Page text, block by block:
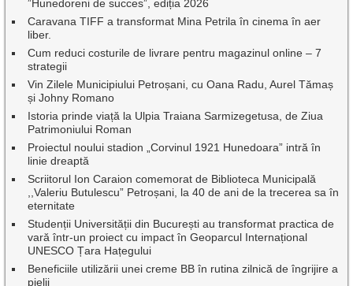
”Hunedoreni de succes”, ediția 2026
Caravana TIFF a transformat Mina Petrila în cinema în aer
liber.
Cum reduci costurile de livrare pentru magazinul online – 7
strategii
Vin Zilele Municipiului Petroșani, cu Oana Radu, Aurel Tămaș
și Johny Romano
Istoria prinde viață la Ulpia Traiana Sarmizegetusa, de Ziua
Patrimoniului Roman
Proiectul noului stadion „Corvinul 1921 Hunedoara” intră în
linie dreaptă
Scriitorul Ion Caraion comemorat de Biblioteca Municipală
,,Valeriu Butulescu” Petroșani, la 40 de ani de la trecerea sa în
eternitate
Studenții Universității din București au transformat practica de
vară într-un proiect cu impact în Geoparcul Internațional
UNESCO Țara Hațegului
Beneficiile utilizării unei creme BB în rutina zilnică de îngrijire a
pielii